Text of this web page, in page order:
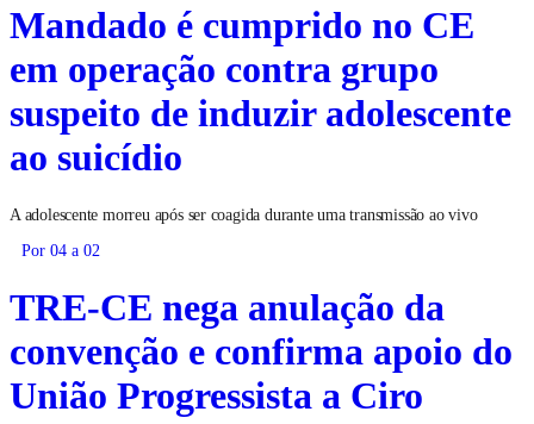
Mandado é cumprido no CE
em operação contra grupo
suspeito de induzir adolescente
ao suicídio
A adolescente morreu após ser coagida durante uma transmissão ao vivo
Por 04 a 02
TRE-CE nega anulação da
convenção e confirma apoio do
União Progressista a Ciro